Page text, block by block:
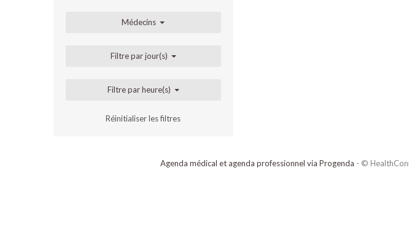
Médecins
Filtre par jour(s)
Filtre par heure(s)
Réinitialiser les filtres
Agenda médical et agenda professionnel via Progenda - ©